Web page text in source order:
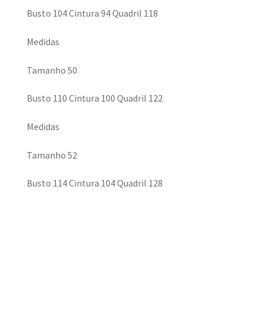
Busto 104 Cintura 94 Quadril 118
Medidas
Tamanho 50
Busto 110 Cintura 100 Quadril 122
Medidas
Tamanho 52
Busto 114 Cintura 104 Quadril 128